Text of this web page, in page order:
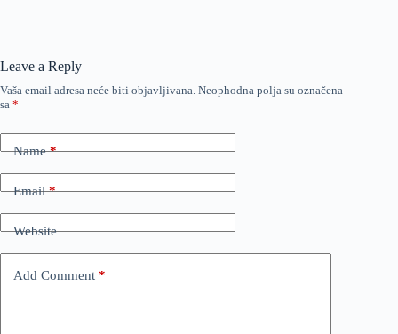
Leave a Reply
Vaša email adresa neće biti objavljivana. Neophodna polja su označena
sa *
Name*
Email*
Website
Add Comment *